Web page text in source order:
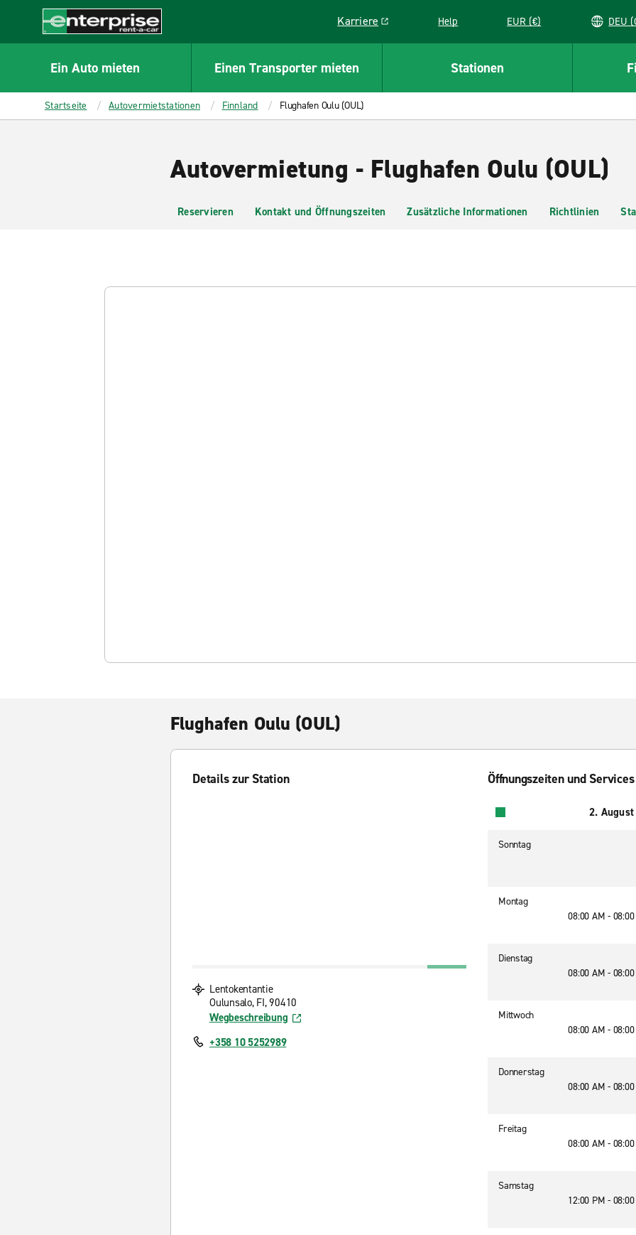
CONTENT
Enterprise
Karriere
Link opens in a new window
Help EUR (€)
Ein Auto mieten Einen Transporter mieten Stationen
Startseite Autovermietstationen Finnland Flughafen Oulu (OUL)
Autovermietung - Flughafen Oulu (OUL)
Reservieren Kontakt und Öffnungszeiten Zusätzliche Informationen Richtlinien
Flughafen Oulu (OUL)
Details zur Station
Lentokentantie
Oulunsalo, FI, 90410
Wegbeschreibung
+358 10 5252989
Öffnungszeiten und Services
2.
Sonntag
Montag
08:00 AM -
Dienstag
08:00 AM -
Mittwoch
08:00 AM -
Donnerstag
08:00 AM -
Freitag
08:00 AM -
Samstag
12:00 PM -